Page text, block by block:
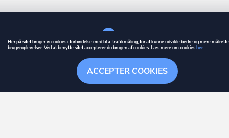
Søgehistorik Menu
er et registreret varemærke tilhørende ownr ApS – CVR nr.: 36 40 88
Stationsparken 26. 2., 2600 Glostrup, info@ownr.dk
ACCEPTER COOKIES
Her på sitet bruger vi cookies i forbindelse med bl.a. trafikmåling, for at kunne udvikle bedre og mere
brugeroplevelser. Ved at benytte sitet accepterer du brugen af cookies. Læs mere om cookiesher.